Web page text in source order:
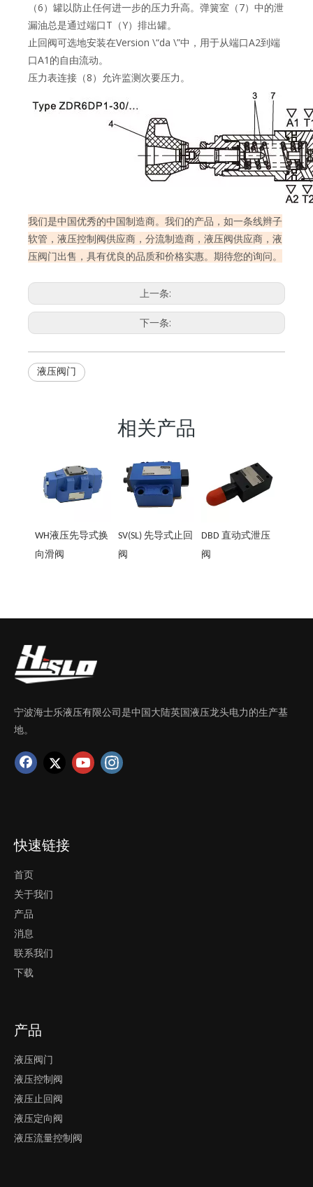
（6）罐以防止任何进一步的压力升高。弹簧室（7）中的泄
漏油总是通过端口T（Y）排出罐。
止回阀可选地安装在Version \“da \”中，用于从端口A2到端
口A1的自由流动。
压力表连接（8）允许监测次要压力。
我们是中国优秀的中国制造商。我们的产品，如一条线辫子
软管，液压控制阀供应商，分流制造商，液压阀供应商，液
压阀门出售，具有优良的品质和价格实惠。期待您的询问。
上一条:
下一条:
液压阀门
相关产品
WH液压先导式换
向滑阀
SV(SL) 先导式止回
阀
DBD 直动式泄压
阀
宁波海士乐液压有限公司是中国大陆英国液压龙头电力的生产基
地。
快速链接
首页
关于我们
产品
消息
联系我们
下载
产品
液压阀门
液压控制阀
液压止回阀
液压定向阀
液压流量控制阀